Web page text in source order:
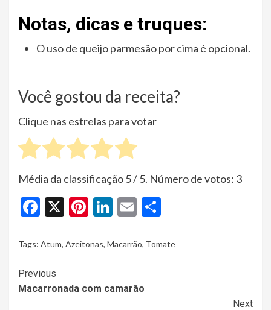
Notas, dicas e truques:
O uso de queijo parmesão por cima é opcional.
Você gostou da receita?
Clique nas estrelas para votar
Média da classificação5/ 5. Número de votos: 3
Facebook
X Pinterest
LinkedIn
Email
Tags: Atum, Azeitonas, Macarrão, Tomate
Continue
Reading
Previous
Macarronada com camarão
Next